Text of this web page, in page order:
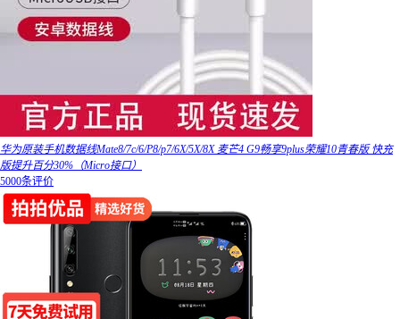
华为原装手机数据线Mate8/7c/6/P8/p7/6X/5X/8X 麦芒4 G9畅享9plus荣耀10青春版 快充
版提升百分30%（Micro接口）
5000条评价